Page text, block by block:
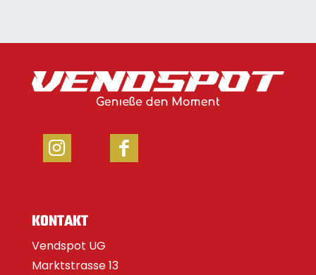
KONTAKT
Vendspot UG
Marktstrasse 13